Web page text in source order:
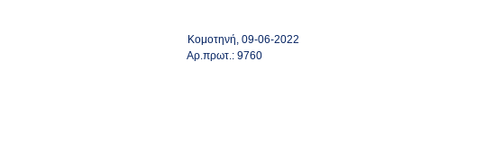
Κομοτηνή, 09-06-2022
Αρ.πρωτ.: 9760